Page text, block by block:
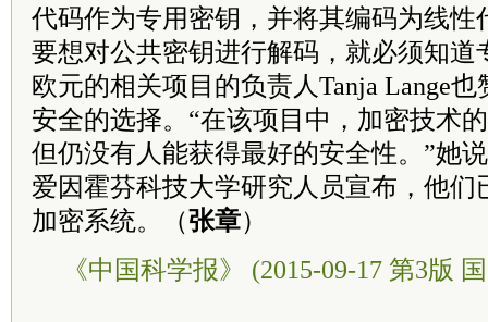
代码作为专用密钥，并将其编码为线性
要想对公共密钥进行解码，就必须知道
欧元的相关项目的负责人Tanja Lange
安全的选择。“在该项目中，加密技术
但仍没有人能获得最好的安全性。”她
爱因霍芬科技大学研究人员宣布，他们
加密系统。（张章）
《中国科学报》 (2015-09-17 第3版